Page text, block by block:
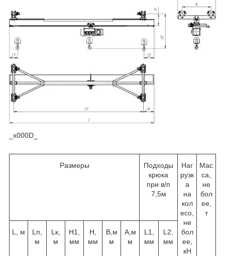
_x000D_
Размеры
Подходы
крюка
при в/п
7,5м
Наг
рузк
а
на
кол
есо,
не
бол
ее,
кН
Мас
са,
не
бол
ее,
т
L , м L п,
м
L к,
м
Н1
мм
Н,
мм
B,м
м
A,м
м
L 1
мм
L 2
мм